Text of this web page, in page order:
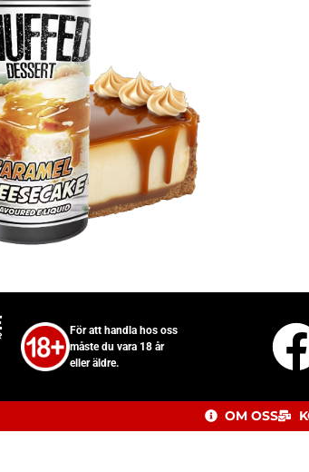
För att handla hos oss
måste du vara 18 år
eller äldre.
OM OSS